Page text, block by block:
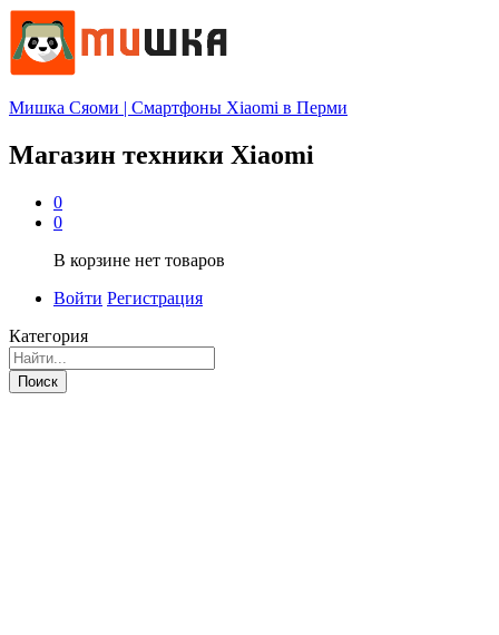
Мишка Сяоми | Смартфоны Xiaomi в Перми
Магазин техники Xiaomi
0
0
В корзине нет товаров
Войти Регистрация
Категория
Поиск